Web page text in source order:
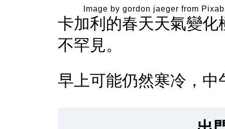
Image by gordon jaeger from
卡加利的春天天氣變
不罕見。
早上可能仍然寒冷，